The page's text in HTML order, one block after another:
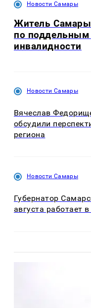
Новости Самары
Житель Самары
по
инвалидности
Новости Самары
Вячеслав
обсудили
региона
Новости Самары
Губернатор
августа работает